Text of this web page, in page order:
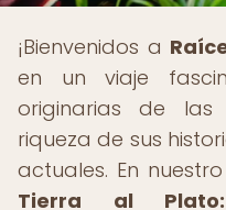
¡Bienvenidos a
en un viaje
originarias de las
riqueza de sus
actuales. En
Tierra al